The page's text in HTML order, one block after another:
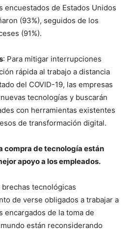
encuestados de Estados Unidos
(93%), seguidos de los
(91%).
: Para mitigar interrupciones
rápida al trabajo a distancia
del COVID-19, las empresas
tecnologías y buscarán
con herramientas existentes
de transformación digital.
compra de tecnología están
apoyo a los empleados.
tecnológicas
de verse obligados a trabajar a
encargados de la toma de
están reconsiderando